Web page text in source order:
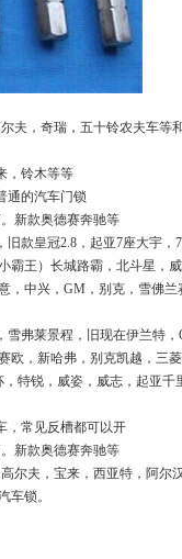
夫，奇瑞，五十铃农夫车等
，铃木等等
通的汽车门锁
新款奥德赛奔驰等
款皇冠2.8，起亚7座大宇，
王）长城路霸，北斗星，
，中兴，GM，别克，雪佛
弗莱景程，旧现在伊兰特
欧，新哈弗，别克凯越，三
特锐，威姿，威志，起亚千
，常见反槽都可以开
新款奥德赛奔驰等
尔夫，宝来，西亚特，阿尔
车锁。